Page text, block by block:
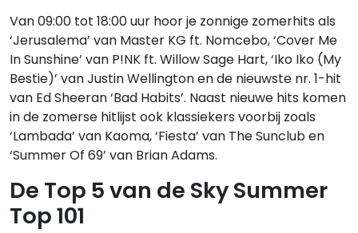
Van 09:00 tot 18:00 uur hoor je zonnige zomerhits als
‘Jerusalema’ van Master KG ft. Nomcebo, ‘Cover Me
In Sunshine’ van P!NK ft. Willow Sage Hart, ‘Iko Iko (My
Bestie)’ van Justin Wellington en de nieuwste nr. 1-hit
van Ed Sheeran ‘Bad Habits’. Naast nieuwe hits komen
in de zomerse hitlijst ook klassiekers voorbij zoals
‘Lambada’ van Kaoma, ‘Fiesta’ van The Sunclub en
‘Summer Of 69’ van Brian Adams.
De Top 5 van de Sky Summer
Top 101